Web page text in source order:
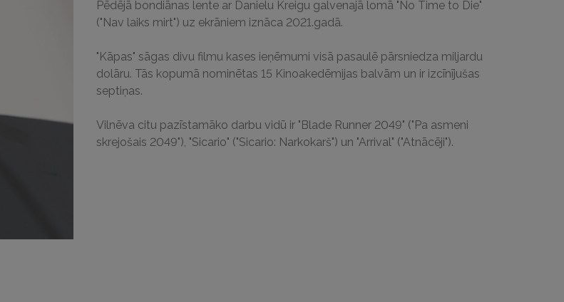
Pēdējā bondiānas lente ar Danielu Kreigu galvenajā lomā "No Time to Die"
("Nav laiks mirt") uz ekrāniem iznāca 2021.gadā.
"Kāpas" sāgas divu filmu kases ieņēmumi visā pasaulē pārsniedza miljardu
dolāru. Tās kopumā nominētas 15 Kinoakedēmijas balvām un ir izcīnījušas
septiņas.
Vilnēva citu pazīstamāko darbu vidū ir "Blade Runner 2049" ("Pa asmeni
skrejošais 2049"), "Sicario" ("Sicario: Narkokarš") un "Arrival" ("Atnācēji").